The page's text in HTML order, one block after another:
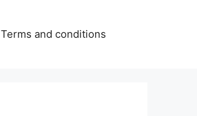
Terms and conditions